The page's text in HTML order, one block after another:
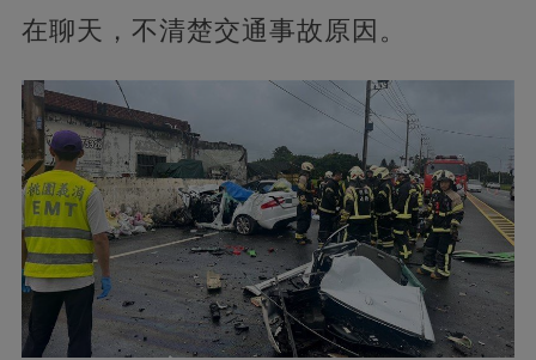
在聊天，不清楚交通事故原因。